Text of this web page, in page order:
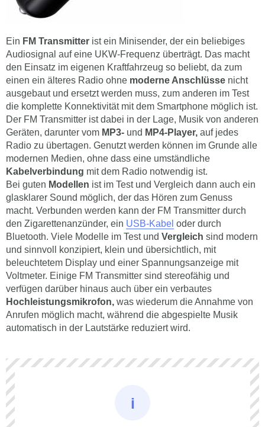
Ein FM Transmitter ist ein Minisender, der ein beliebiges
Audiosignal auf eine UKW-Frequenz überträgt. Das macht
den Einsatz im eigenen Kraftfahrzeug so beliebt, da zum
einen ein älteres Radio ohne moderne Anschlüsse nicht
ausgebaut und ersetzt werden muss, zum anderen im Test
die komplette Konnektivität mit dem Smartphone möglich ist.
Der FM Transmitter ist dabei in der Lage, Musik von anderen
Geräten, darunter vom MP3- und MP4-Player, auf jedes
Radio zu übertagen. Genutzt werden können im Grunde alle
modernen Medien, ohne dass eine umständliche
Kabelverbindung mit dem Radio notwendig ist.
Bei guten Modellen ist im Test und Vergleich dann auch ein
glasklarer Sound möglich, der das Hören zum Genuss
macht. Verbunden werden kann der FM Transmitter durch
den Zigarettenanzünder, ein USB-Kabel oder durch
Bluetooth. Viele Modelle im Test und Vergleich sind modern
und sinnvoll konzipiert, klein und übersichtlich, mit
beleuchtetem Display und einer Spannungsanzeige mit
Voltmeter. Einige FM Transmitter sind stereofähig und
verfügen darüber hinaus auch über ein verbautes
Hochleistungsmikrofon, was wiederum die Annahme von
Anrufen möglich macht, während die abgespielte Musik
automatisch in der Lautstärke reduziert wird.